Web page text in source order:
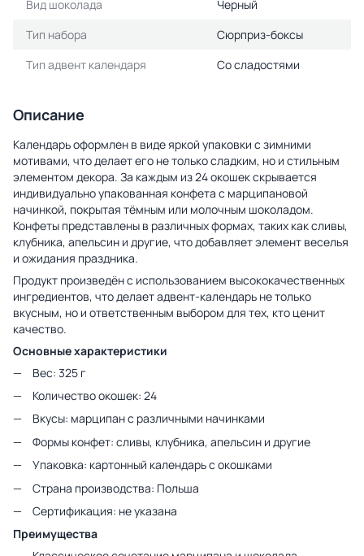
Вид шоколада
Черный
Тип набора
Сюрприз-боксы
Тип адвент календаря
Со сладостями
Описание
Календарь оформлен в виде яркой упаковки с зимними
мотивами, что делает его не только сладким, но и стильным
элементом декора. За каждым из 24 окошек скрывается
индивидуально упакованная конфета с марципановой
начинкой, покрытая тёмным или молочным шоколадом.
Конфеты представлены в различных формах, таких как сливы,
клубника, апельсин и другие, что добавляет элемент веселья
и ожидания праздника.
Продукт произведён с использованием высококачественных
ингредиентов, что делает адвент-календарь не только
вкусным, но и ответственным выбором для тех, кто ценит
качество.
Основные характеристики
Вес: 325 г
Количество окошек: 24
Вкусы: марципан с различными начинками
Формы конфет: сливы, клубника, апельсин и другие
Упаковка: картонный календарь с окошками
Страна производства: Польша
Сертификация: не указана
Преимущества